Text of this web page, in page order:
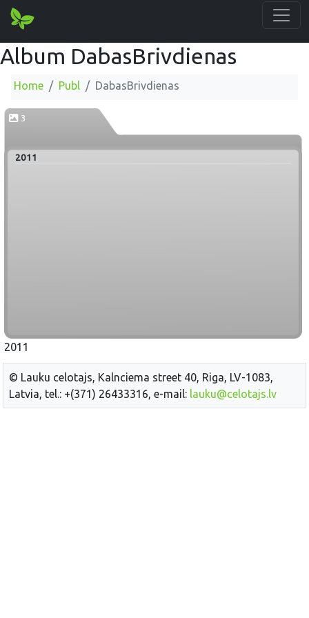
Album DabasBrivdienas
Home Publ DabasBrivdienas
3
2011
2011
© Lauku celotajs, Kalnciema street 40, Riga, LV-1083,
Latvia, tel.: +(371) 26433316, e-mail: lauku@celotajs.lv